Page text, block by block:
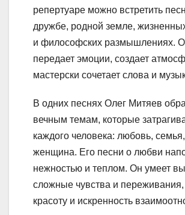
репертуаре можно встретить
дружбе, родной земле,
и философских размышлениях.
передает эмоции, создает
мастерски сочетает слова и
В одних песнях Олег Митяев
вечным темам, которые
каждого человека: любовь,
женщина. Его песни о любви
нежностью и теплом. Он умеет
сложные чувства и переживания,
красоту и искренность